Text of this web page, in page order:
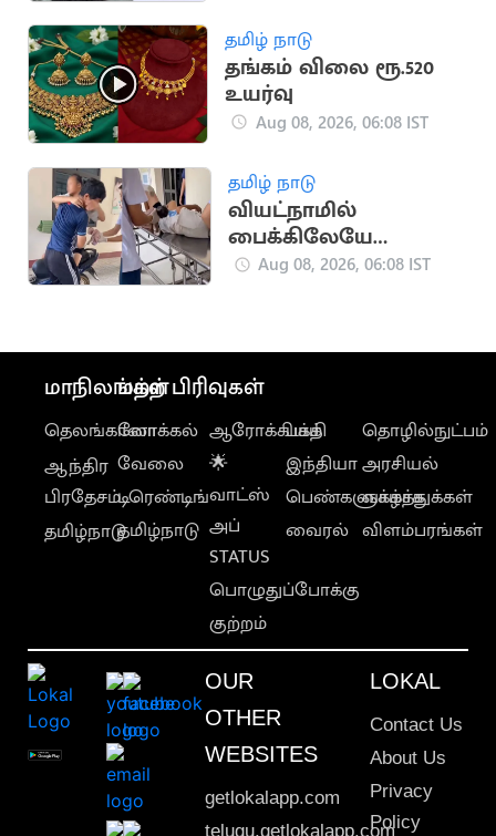
தமிழ் நாடு
தங்கம் விலை ரூ.520
உயர்வு
Aug 08, 2026, 06:08 IST
தமிழ் நாடு
வியட்நாமில்
பைக்கிலேயே
குழந்தை பெற்ற பெண்
Aug 08, 2026, 06:08 IST
மாநிலங்கள்
தெலங்கானா
ஆந்திர
பிரதேசம்
தமிழ்நாடு
மற்ற பிரிவுகள்
லோக்கல்
வேலை
டிரெண்டிங்
தமிழ்நாடு
ஆரோக்கியம்
🌟
வாட்ஸ்
அப்
STATUS
பொழுதுப்போக்கு
குற்றம்
பக்தி
இந்தியா
பெண்களுக்காக
வைரல்
தொழில்நுட்பம்
அரசியல்
வாழ்த்துக்கள்
விளம்பரங்கள்
OUR
OTHER
WEBSITES
getlokalapp.com
telugu.getlokalapp.com
LOKAL
Contact Us
About Us
Privacy
Policy